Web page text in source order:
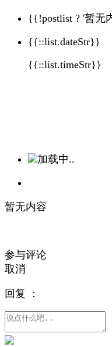
{{!postlist ? '暂无
{{::list.dateStr}}
{{::list.timeStr}}
加载中..
暂无内容
参与评论
取消
回复 ：